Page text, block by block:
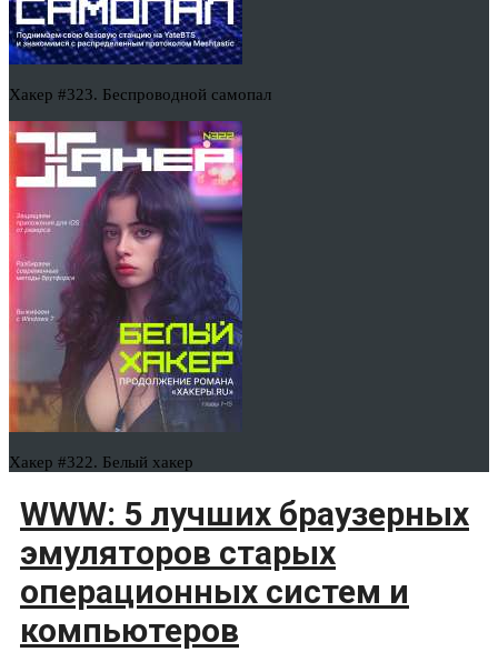
Хакер #323. Беспроводной самопал
Хакер #322. Белый хакер
WWW: 5 лучших браузерных
эмуляторов старых
операционных систем и
компьютеров